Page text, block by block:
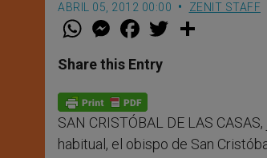
ABRIL 05, 2012 00:00 ZENIT STAFF
W
t
s
p
p
M
e
s
e
g
e
r
F
a
e
b
o
k
w
Share this Entry
SAN CRISTÓBAL DE LAS
habitual, el obispo de San